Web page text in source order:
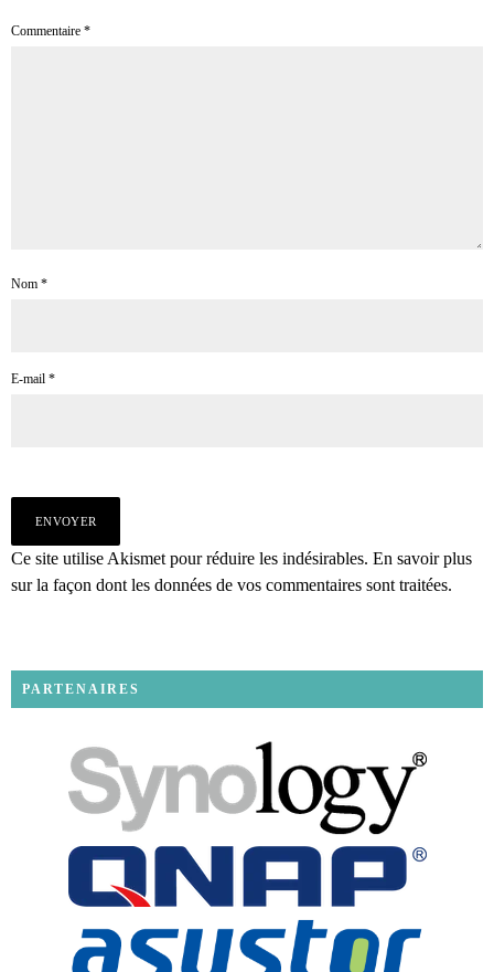
Commentaire *
Nom *
E-mail *
Ce site utilise Akismet pour réduire les indésirables. En savoir plus
sur la façon dont les données de vos commentaires sont traitées.
PARTENAIRES